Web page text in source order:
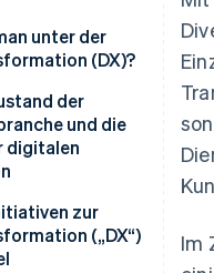
unter der
(DX)?
der
und die
digitalen
zur
(„DX“)
Im